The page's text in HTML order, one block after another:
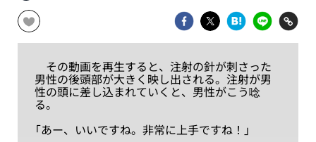
その動画を再生すると、注射の針が刺さった
男性の後頭部が大きく映し出される。注射が男
性の頭に差し込まれていくと、男性がこう唸
る。
「あー、いいですね。非常に上手ですね！」